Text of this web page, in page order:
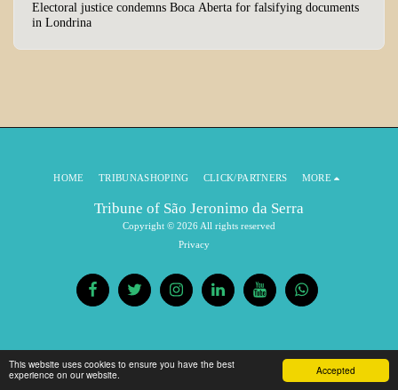
Accepted
This website uses cookies to ensure you have the best
experience on our website.
Electoral justice condemns Boca Aberta for falsifying documents
in Londrina
Tribune of São Jeronimo da Serra
Copyright © 2026 All rights reserved
Privacy
HOME TRIBUNASHOPING CLICK/PARTNERS MORE